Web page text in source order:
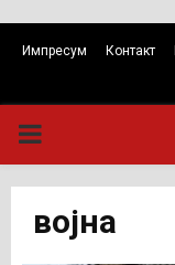
Импресум Контакт
PRIMARY
MENU
војна